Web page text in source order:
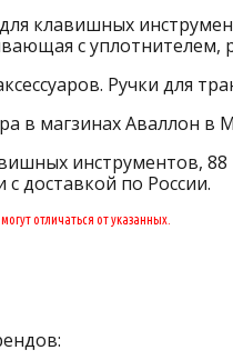
клавишных
с уплотнителем,
Ручки для
в магзинах Аваллон в
инструментов,
доставкой по России.
отличаться от указанных.